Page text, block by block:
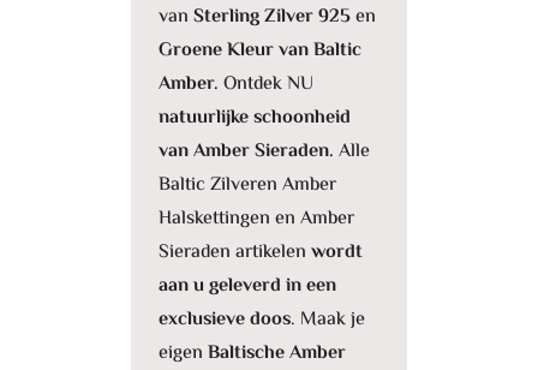
van Sterling Zilver 925en
Groene Kleur van Baltic
Amber. Ontdek NU
natuurlijke schoonheid
van Amber Sieraden. Alle
Baltic Zilveren Amber
Halskettingen en Amber
Sieraden artikelen wordt
aan u geleverd in een
exclusieve doos. Maak je
eigenBaltische Amber